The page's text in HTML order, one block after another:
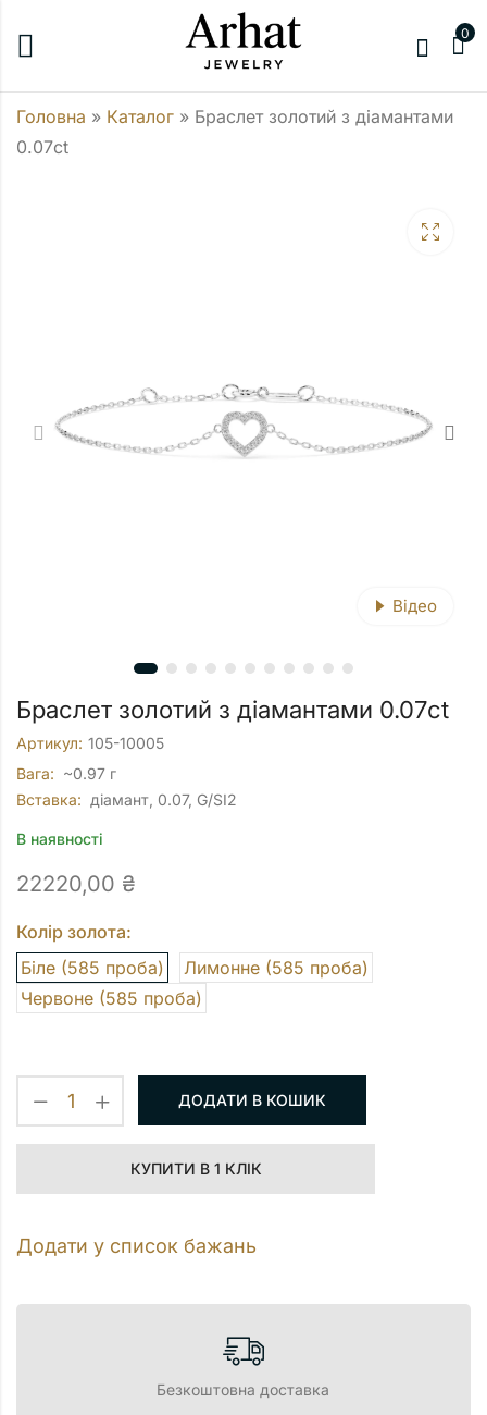
0
Головна » Каталог » Браслет золотий з діамантами
0.07ct
діамантами 0.06ct
Відео
Браслет золотий з діамантами 0.07ct
Артикул: 105-10005
Вага: ~0.97 г
Вставка: діамант, 0.07, G/SI2
В наявності
22220,00 ₴
Колір золота:
Біле (585 проба)
Лимонне (585 проба)
Червоне (585 проба)
ДОДАТИ В КОШИК
КУПИТИ В 1 КЛІК
Додати у список бажань
Безкоштовна доставка